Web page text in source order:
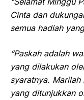
Cinta dan
semua hadiah
“Paskah adalah
yang dilakukan
syaratnya.
yang ditunjukkan